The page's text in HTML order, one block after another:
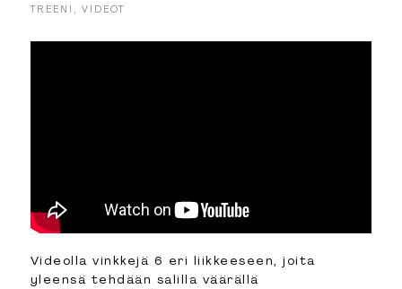
TREENI , VIDEOT
Videolla vinkkejä 6 eri liikkeeseen, joita
yleensä tehdään salilla väärällä